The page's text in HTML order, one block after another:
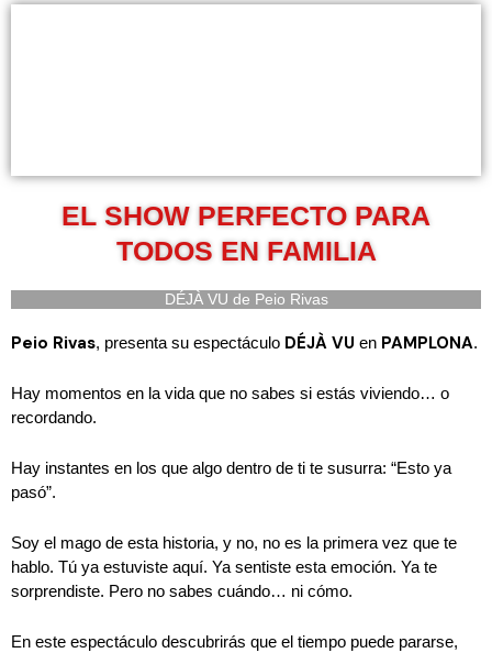
EL SHOW PERFECTO PARA
TODOS EN FAMILIA
DÉJÀ VU de Peio Rivas
Peio Rivas, presenta su espectáculo DÉJÀ VU en PAMPLONA.
Hay momentos en la vida que no sabes si estás viviendo… o
recordando.
Hay instantes en los que algo dentro de ti te susurra: “Esto ya
pasó”.
Soy el mago de esta historia, y no, no es la primera vez que te
hablo. Tú ya estuviste aquí. Ya sentiste esta emoción. Ya te
sorprendiste. Pero no sabes cuándo… ni cómo.
En este espectáculo descubrirás que el tiempo puede pararse,